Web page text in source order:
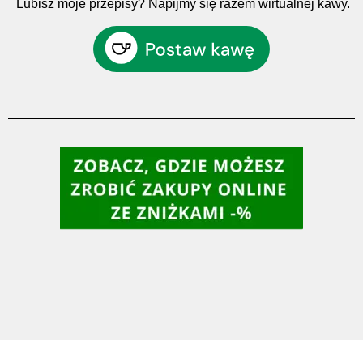
Lubisz moje przepisy? Napijmy się razem wirtualnej kawy.